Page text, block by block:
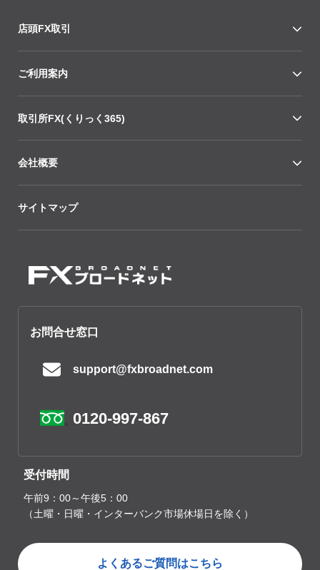
店頭FX取引
ご利用案内
取引所FX(くりっく365)
会社概要
サイトマップ
お問合せ窓口
support@fxbroadnet.com
0120-997-867
受付時間
午前9：00～午後5：00
（土曜・日曜・インターバンク市場休場日を除く）
よくあるご質問はこちら